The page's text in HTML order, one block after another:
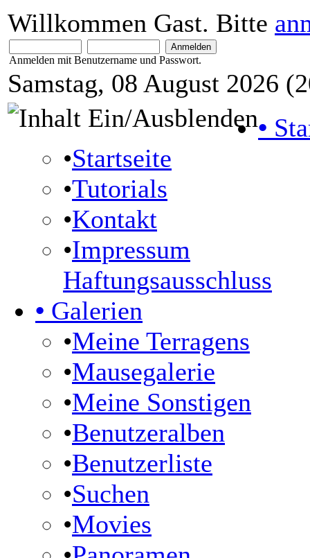
Willkommen Gast. Bitte
Anmelden mit Benutzername und Passwort.
Samstag, 08 August 2026
•
•Startseite
•Tutorials
•Kontakt
•Impressum
Haftungsausschluss
• Galerien
•Meine Terragens
•Mausegalerie
•Meine Sonstigen
•Benutzeralben
•Benutzerliste
•Suchen
•Movies